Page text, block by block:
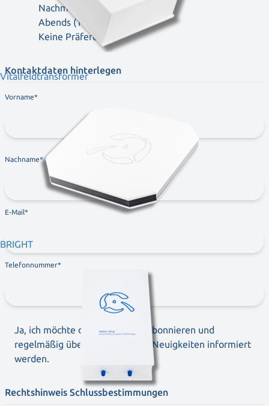
Vitalfeldtransformer
BRIGHT
Nachmittags (14:00 - 18:00)
Abends (18:00 - 20:00)
Keine Präferenz
Kontaktdaten hinterlegen
Vorname
Nachname
E-Mail
Telefonnummer
Ja, ich möchte den Newsletter abonnieren und
regelmäßig über Angebote und Neuigkeiten informiert
werden.
Rechtshinweis Schlussbestimmungen